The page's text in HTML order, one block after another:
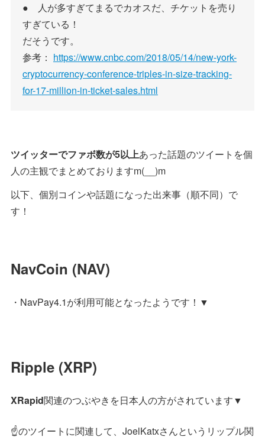
● 人が多すぎてまるでカオスだ、チケットを売り
すぎている！
だそうです。
参考： https://www.cnbc.com/2018/05/14/new-york-
cryptocurrency-conference-triples-in-size-tracking-
for-17-million-in-ticket-sales.html
ツイッターでファボ数が5以上あった話題のツイートを個
人の主観でまとめておりますm(__)m
以下、個別コインや話題になった出来事（順不同）で
す！
NavCoin (NAV)
・NavPay4.1が利用可能となったようです！▼
Ripple (XRP)
XRapid関連のつぶやきを日本人の方がされています▼
☝のツイートに関連して、JoelKatxさんというリップル関